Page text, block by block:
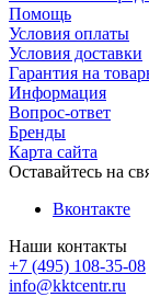
Помощь
Условия оплаты
Условия доставки
Гарантия на
Информация
Вопрос-ответ
Бренды
Карта сайта
Оставайтесь на
Вконтакте
Наши контакты
+7 (495) 108-35-08
info@kktcentr.ru